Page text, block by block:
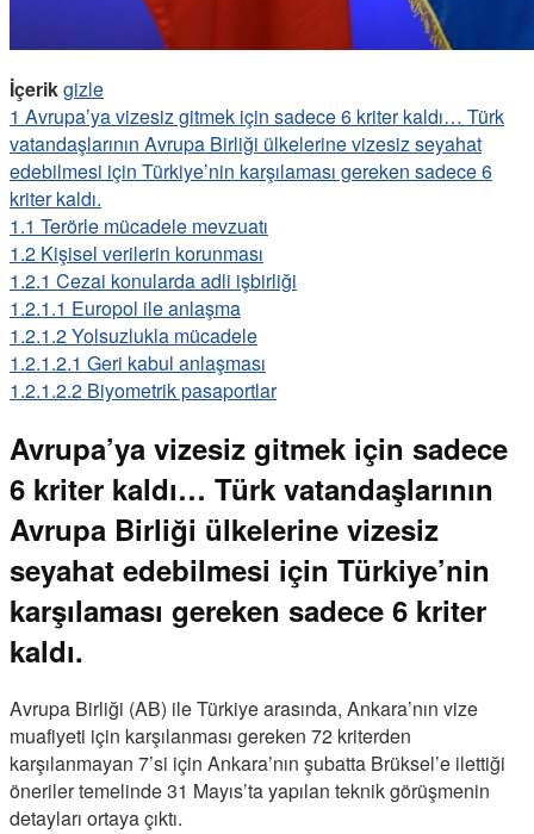
İçerikgizle
1 Avrupa’ya vizesiz gitmek için sadece 6 kriter kaldı… Türk
vatandaşlarının Avrupa Birliği ülkelerine vizesiz seyahat
edebilmesi için Türkiye’nin karşılaması gereken sadece 6
kriter kaldı.
1.1 Terörle mücadele mevzuatı
1.2 Kişisel verilerin korunması
1.2.1 Cezai konularda adli işbirliği
1.2.1.1 Europol ile anlaşma
1.2.1.2Yolsuzlukla mücadele
1.2.1.2.1 Geri kabul anlaşması
1.2.1.2.2 Biyometrik pasaportlar
Avrupa’ya vizesiz gitmek için sadece
6 kriter kaldı… Türk vatandaşlarının
Avrupa Birliği ülkelerine vizesiz
seyahat edebilmesi için Türkiye’nin
karşılaması gereken sadece 6 kriter
kaldı.
Avrupa Birliği (AB) ile Türkiye arasında, Ankara’nın vize
muafiyeti için karşılanması gereken 72 kriterden
karşılanmayan 7’si için Ankara’nın şubatta Brüksel’e ilettiği
öneriler temelinde 31 Mayıs’ta yapılan teknik görüşmenin
detayları ortaya çıktı.